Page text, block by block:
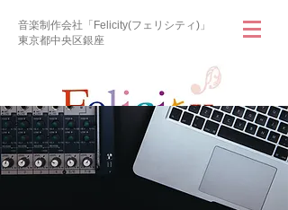
音楽制作会社「Felicity(フェリシティ)」
東京都中央区銀座